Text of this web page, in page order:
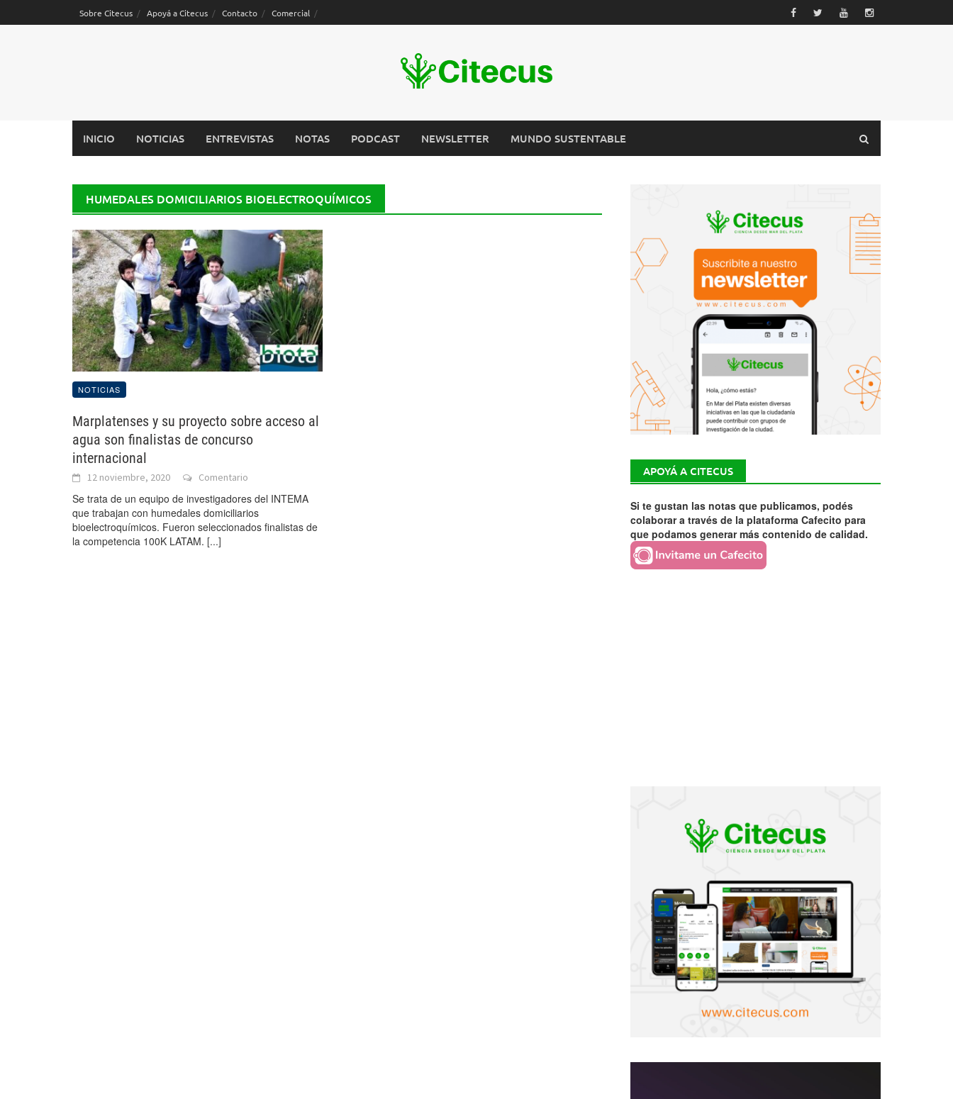
Sobre Citecus Apoyá a Citecus Contacto Comercial
INICIO NOTICIAS ENTREVISTAS NOTAS PODCAST NEWSLETTER MUNDO SUSTENTABLE
HUMEDALES DOMICILIARIOS BIOELECTROQUÍMICOS
NOTICIAS
Marplatenses y su proyecto sobre acceso al
agua son finalistas de concurso
internacional
12 noviembre, 2020 Comentario
Se trata de un equipo de investigadores del INTEMA
que trabajan con humedales domiciliarios
bioelectroquímicos. Fueron seleccionados finalistas de
la competencia 100K LATAM. [...]
APOYÁ A CITECUS
Si te gustan las notas que publicamos, podés
colaborar a través de la plataforma Cafecito para
que podamos generar más contenido de calidad.